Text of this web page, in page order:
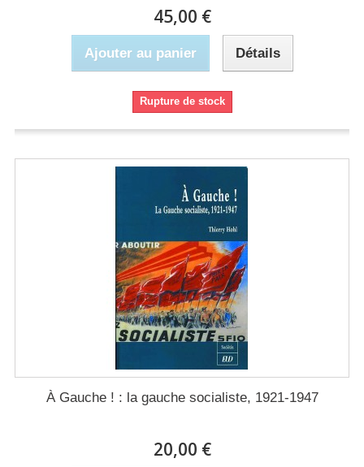
45,00 €
Ajouter au panier Détails
Rupture de stock
À Gauche ! : la gauche socialiste, 1921-1947
20,00 €